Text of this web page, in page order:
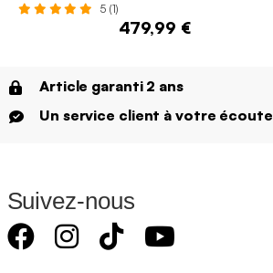
5 (1)
479,99 €
Article garanti 2 ans
Un service client à votre écoute
Suivez-nous